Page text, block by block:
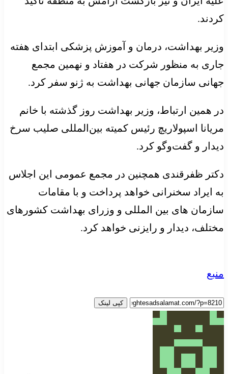
کردند.
وزیر بهداشت، درمان و آموزش پزشکی ابتدای هفته
جاری به منظور شرکت در هفتاد و نهمین مجمع
جهانی سازمان جهانی بهداشت به ژنو سفر کرد.
در همین ارتباط، وزیر بهداشت روز گذشته با خانم
مریانا اسپولاریچ رئیس کمیته بین‌المللی صلیب سرخ
دیدار و گفت‌وگو کرد.
دکتر ظفرقندی همچنین در مجمع عمومی این اجلاس
به ایراد سخنرانی خواهد پرداخت و با مقامات
سازمان های بین المللی و وزرای بهداشت کشورهای
مختلف، دیدار و رایزنی خواهد کرد.
منبع
کپی لینک